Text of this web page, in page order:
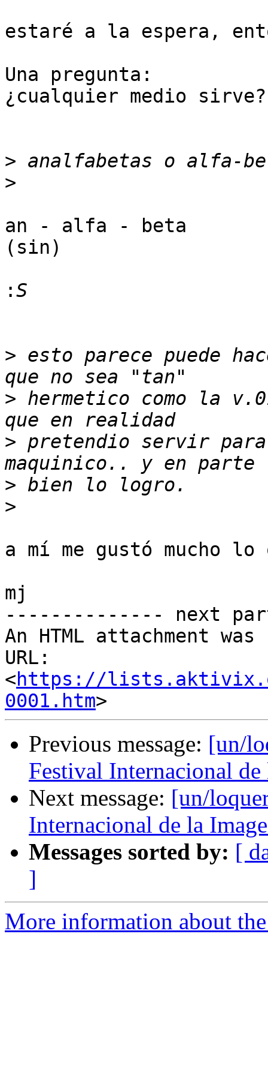
estaré a la espera,
Una pregunta:
¿cualquier medio sirve?
>
>
an - alfa - beta
(sin)
:
> esto parece puede
> hermetico como la
> pretendio servir
>
>
a mí me gustó mucho
mj
-------------- next
An HTML attachment
URL:
<https://
0001.htm
Previous message: [un/
Festival Internacional de
Next message: [un/
Internacional de la
Messages sorted by: [
]
More information about